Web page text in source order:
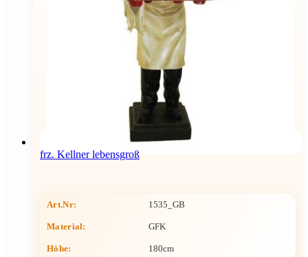
frz. Kellner lebensgroß
Art.Nr: 1535_GB
Material: GFK
Höhe: 180cm